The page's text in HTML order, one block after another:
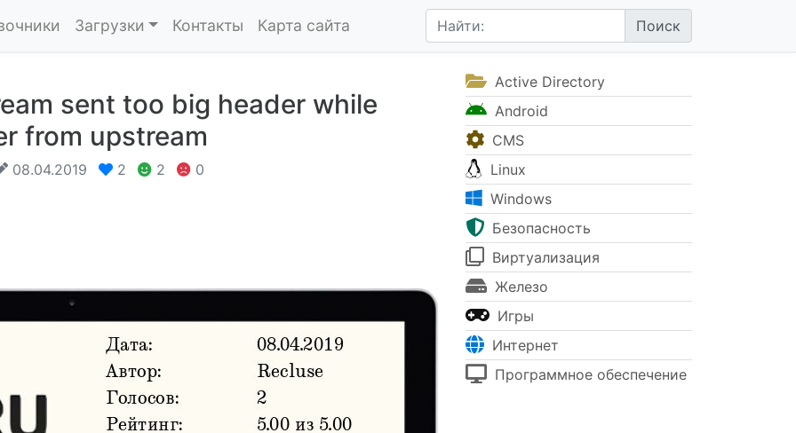
Загрузки Контакты Карта сайта
sent too big header while
from upstream
08.04.2019 2 2 0
Active Directory
Android
CMS
Linux
Windows
Безопасность
Виртуализация
Железо
Игры
Интернет
Программное обеспечение